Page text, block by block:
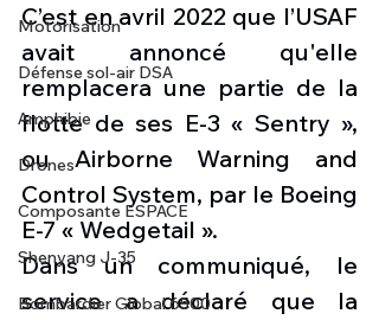
Motorisation
Défense sol-air DSA
Amphibie
Drones
Composante ESPACE
Shenyang J-35
Bombardier Global 6500
C’est en avril 2022 que l’USAF
avait annoncé qu'elle
remplacera une partie de la
flotte de ses E-3 « Sentry »,
ou Airborne Warning and
Control System, par le Boeing
E-7 « Wedgetail ».
Dans un communiqué, le
service a déclaré que la